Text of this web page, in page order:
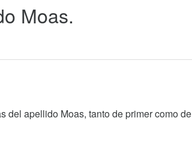
Moas.
del apellido Moas, tanto de primer como de